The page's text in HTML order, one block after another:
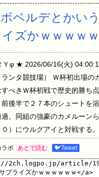
ボベルデとかい
ズかｗｗｗｗ
φ ★ 2026/06/16(火)
ンタ競技場） Ｗ杯初出場
べきＷ杯初戦で歴史的勝ち
後半で２７本のシュートを
過。同組の強豪のカメルーン
）にウルグアイと対戦す
フリカ選手権の最高成績は８
メートル（滋賀県程度）。
ラボ あとで読む 🐦Tweet